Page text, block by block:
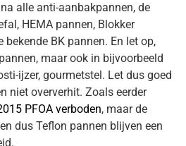
alle anti-aanbakpannen, de
HEMA pannen, Blokker
bekende BK pannen. En let op,
maar ook in bijvoorbeeld
ijzer, gourmetstel. Let dus goed
niet oververhit. Zoals eerder
PFOA verboden, maar de
dus Teflon pannen blijven een